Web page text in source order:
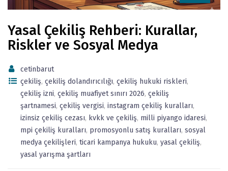
Yasal Çekiliş Rehberi: Kurallar,
Riskler ve Sosyal Medya
cetinbarut
çekiliş, çekiliş dolandırıcılığı, çekiliş hukuki riskleri,
çekiliş izni, çekiliş muafiyet sınırı 2026, çekiliş
şartnamesi, çekiliş vergisi, instagram çekiliş kuralları,
izinsiz çekiliş cezası, kvkk ve çekiliş, milli piyango idaresi,
mpi çekiliş kuralları, promosyonlu satış kuralları, sosyal
medya çekilişleri, ticari kampanya hukuku, yasal çekiliş,
yasal yarışma şartları